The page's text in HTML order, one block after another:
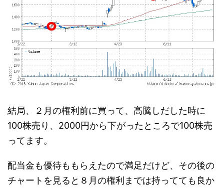
結局、２月の権利前に買って、高騰しだした時に
100株売り、2000円から下がったところで100株売
ってます。
配当金も優待ももらえたので満足だけど、その後の
チャートを見ると８月の権利までは持ってても良か